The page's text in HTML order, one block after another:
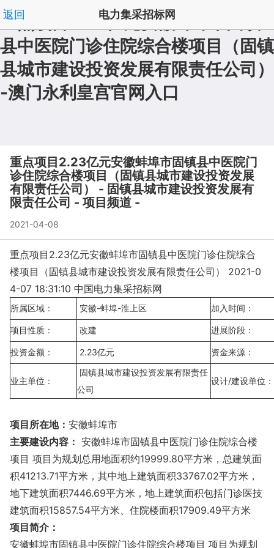
重点项目2.23亿元安徽蚌埠市固镇
县中医院门诊住院综合楼项目（固镇
县城市建设投资发展有限责任公司）
-澳门永利皇宫官网入口
返回 电力集采招标网
|拟在建澳门永利皇宫澳门永利皇宫官网入口官网入口首
页|频道列表', '取消');">
重点项目2.23亿元安徽蚌埠市固镇县中医院门
诊住院综合楼项目（固镇县城市建设投资发展
有限责任公司） - 固镇县城市建设投资发展有
限责任公司 - 项目频道 -
2021-04-08
重点项目2.23亿元安徽蚌埠市固镇县中医院门诊住院综合
楼项目（固镇县城市建设投资发展有限责任公司） 2021-0
4-07 18:31:10 中国电力集采招标网
所属区域： 安徽-蚌埠-淮上区 加入时间：
项目性质： 改建 进展阶段：
投资金额： 2.23亿元 资金来源：
业主单位：
固镇县城市建设投资发展有限责任
公司
设计/建设单位：
项目所在地： 安徽蚌埠市
主要建设内容： 安徽蚌埠市固镇县中医院门诊住院综合楼
项目 项目为规划总用地面积约19999.80平方米，总建筑面
积41213.71平方米，其中地上建筑面积33767.02平方米，
地下建筑面积7446.69平方米，地上建筑面积包括门诊医技
建筑面积15857.54平方米、住院楼面积17909.49平方米
项目简介：
安徽蚌埠市固镇县中医院门诊住院综合楼项目 项目为规划